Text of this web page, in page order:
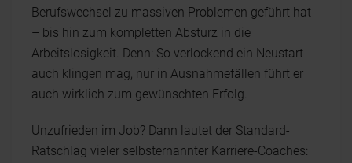
Berufswechsel zu massiven Problemen geführt hat
– bis hin zum kompletten Absturz in die
Arbeitslosigkeit. Denn: So verlockend ein Neustart
auch klingen mag, nur in Ausnahmefällen führt er
auch wirklich zum gewünschten Erfolg.
Unzufrieden im Job? Dann lautet der Standard-
Ratschlag vieler selbsternannter Karriere-Coaches: